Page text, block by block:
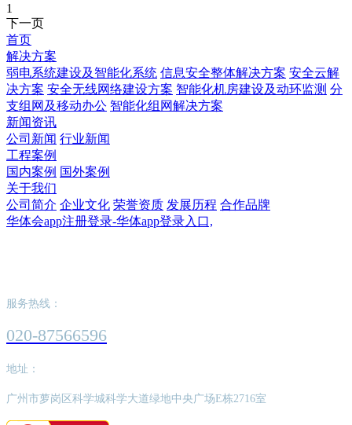
1
下一页
首页
解决方案
弱电系统建设及智能化系统 信息安全整体解决方案 安全云解
决方案 安全无线网络建设方案 智能化机房建设及动环监测 分
支组网及移动办公 智能化组网解决方案
新闻资讯
公司新闻 行业新闻
工程案例
国内案例 国外案例
关于我们
公司简介 企业文化 荣誉资质 发展历程 合作品牌
华体会app注册登录-华体app登录入口,
服务热线：
020-87566596
地址：
广州市萝岗区科学城科学大道绿地中央广场E栋2716室